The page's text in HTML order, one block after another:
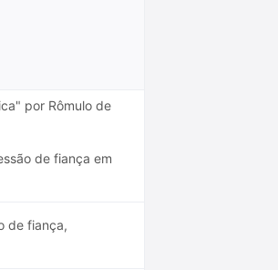
por Rômulo de
de fiança em
de fiança,